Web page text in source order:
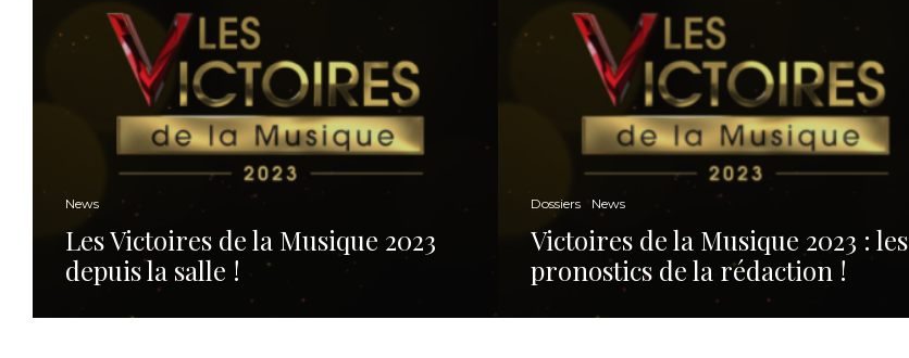
News
Les Victoires de la Musique 2023
depuis la salle !
Dossiers News
Victoires de la Musique 2023 : les
pronostics de la rédaction !